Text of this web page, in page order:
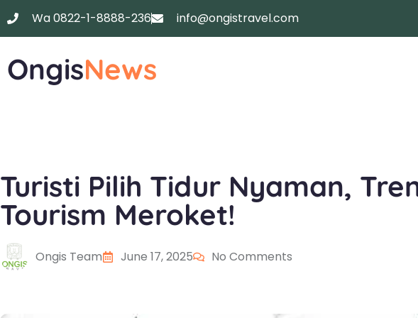
Wa 0822-1-8888-236 info@ongistravel.com
OngisNews
Turisti Pilih Tidur Nyaman,
Tourism Meroket!
Ongis Team June 17, 2025 No Comments